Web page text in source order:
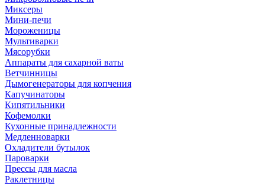
Миксеры
Мини-печи
Мороженицы
Мультиварки
Мясорубки
Аппараты для сахарной ваты
Ветчинницы
Дымогенераторы для копчения
Капучинаторы
Кипятильники
Кофемолки
Кухонные принадлежности
Медленноварки
Охладители бутылок
Пароварки
Прессы для масла
Раклетницы